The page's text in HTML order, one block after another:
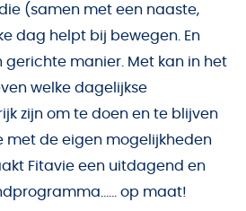
(samen met een naaste,
dag helpt bij bewegen. En
gerichte manier. Met kan in het
welke dagelijkse
zijn om te doen en te blijven
met de eigen mogelijkheden
Fitavie een uitdagend en
op maat!